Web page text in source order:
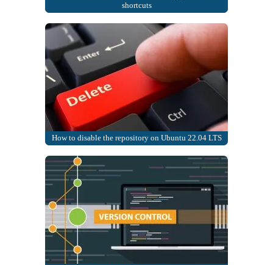
shortcuts
How to disable the repository on Ubuntu 22.04 LTS